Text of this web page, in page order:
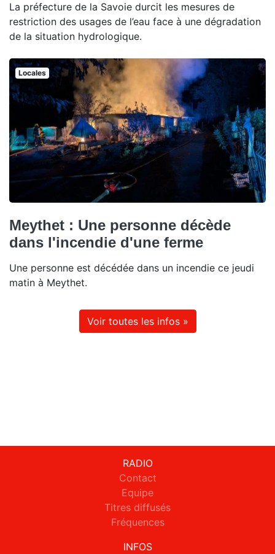
La préfecture de la Savoie durcit les mesures de
restriction des usages de l’eau face à une dégradation
de la situation hydrologique.
Locales
Meythet : Une personne décède
dans l'incendie d'une ferme
Une personne est décédée dans un incendie ce jeudi
matin à Meythet.
Voir toutes les infos »
RADIO
Contact
Equipe
Titres diffusés
Fréquences
INFOS